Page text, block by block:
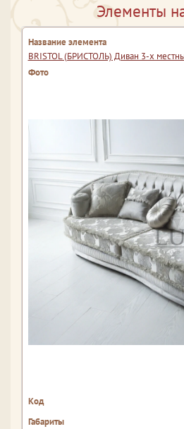
Элементы
BRISTOL (БРИСТОЛЬ) Диван 3-х